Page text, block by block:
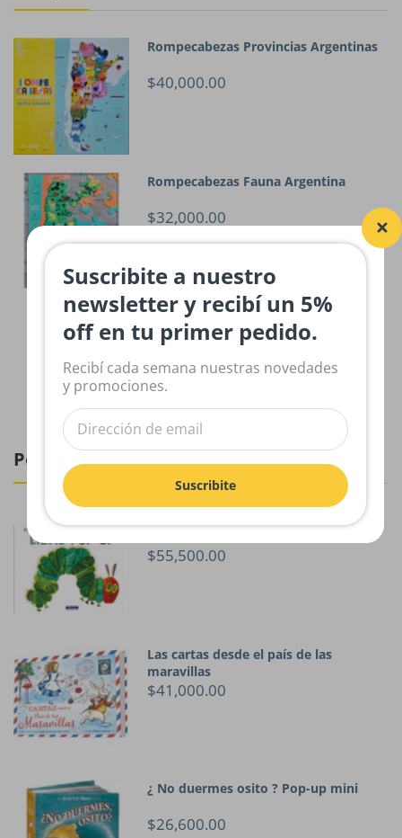
Rompecabezas Provincias Argentinas
$40,000.00
Rompecabezas Fauna Argentina
$32,000.00
Argentina - Rompecabezas de 48
piezas
$23,200.00
Pop-Ups
La pequeña oruga glotona . Libro POP
$55,500.00
Las cartas desde el país de las
maravillas
$41,000.00
¿ No duermes osito ? Pop-up mini
$26,600.00
Suscribite a nuestro
newsletter y recibí un 5%
off en tu primer pedido.
Recibí cada semana nuestras novedades
y promociones.
Suscribite